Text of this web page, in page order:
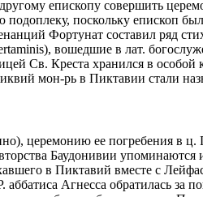
епископу совершить
поскольку епископ
Фортунат составил ряд
вошедшие в лат.
Св. Креста хранился в
мон-рь в Пиктавии стали
церемонию ее погребения в
Баудонивии
в Пиктавий вместе с
Агнесса обратилась за